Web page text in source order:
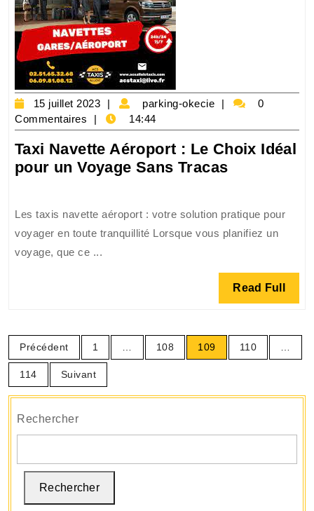
15 juillet 2023
15
juillet
2023
parking-okecie
parking-
0
Commentaires
14:44
Taxi Navette Aéroport : Le Choix Idéal
pour un Voyage Sans TracasTaxi
:
Le
Idéal
pour
Voyage
Sans
Les taxis navette aéroport : votre solution pratique pour
voyager en toute tranquillité Lorsque vous planifiez un
voyage, que ce ...
Read Full Read
Full
Pagination
des
publications
Précédent 1 108 109 110
114 Suivant
Rechercher
Rechercher